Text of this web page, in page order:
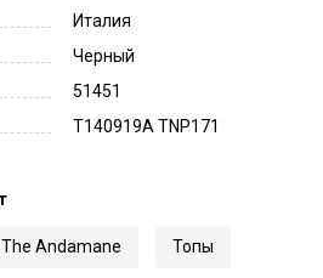
Италия
Черный
51451
T140919A TNP171
Andamane Топы